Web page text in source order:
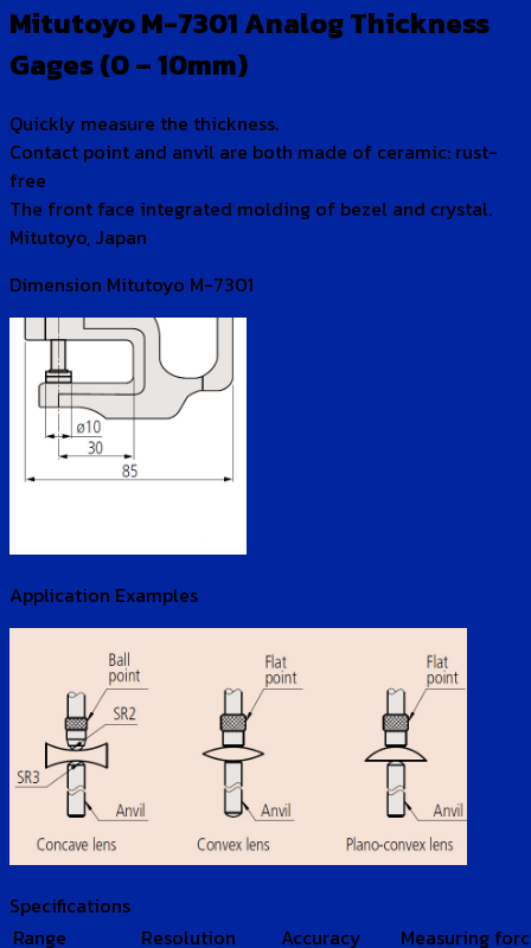
Mitutoyo M-7301 Analog Thickness
Gages (0 – 10mm)
Quickly measure the thickness.
Contact point and anvil are both made of ceramic: rust-
free
The front face integrated molding of bezel and crystal.
Mitutoyo, Japan
Dimension Mitutoyo M-7301
Application Examples
Specifications
Range
Resolution Accuracy
Measuring